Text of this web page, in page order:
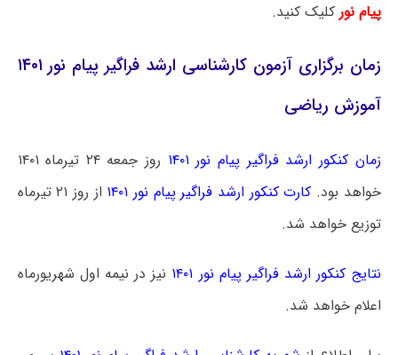
پیام نورکلیک کنید.
زمان برگزاری آزمون کارشناسی ارشد فراگیر پیام نور ۱۴۰۱
آموزش ریاضی
زمان کنکور ارشد فراگیر پیام نور ۱۴۰۱
روز جمعه ۲۴ تیرماه ۱۴۰۱
خواهد بود. کارت کنکور ارشد فراگیر پیام نور ۱۴۰۱
از روز ۲۱ تیرماه
توزیع خواهد شد.
نتایج کنکور ارشد فراگیر پیام نور ۱۴۰۱
نیز در نیمه اول شهریورماه
اعلام خواهد شد.